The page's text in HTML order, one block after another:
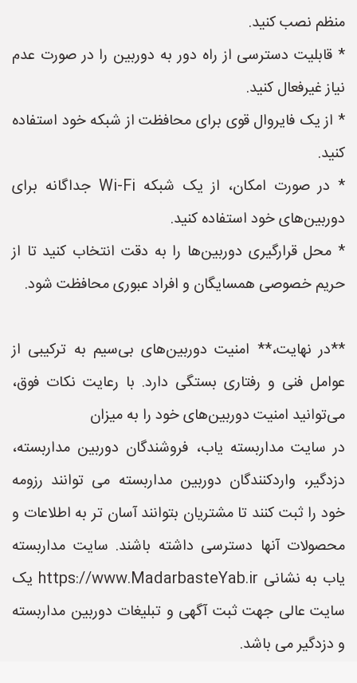
منظم نصب کنید.
* قابلیت دسترسی از راه دور به دوربین را در صورت عدم
نیاز غیرفعال کنید.
* از یک فایروال قوی برای محافظت از شبکه خود استفاده
کنید.
* در صورت امکان، از یک شبکه Wi-Fi جداگانه برای
دوربین‌های خود استفاده کنید.
* محل قرارگیری دوربین‌ها را به دقت انتخاب کنید تا از
حریم خصوصی همسایگان و افراد عبوری محافظت شود.
**در نهایت،** امنیت دوربین‌های بی‌سیم به ترکیبی از
عوامل فنی و رفتاری بستگی دارد. با رعایت نکات فوق،
می‌توانید امنیت دوربین‌های خود را به میزان
در سایت مداربسته یاب، فروشندگان دوربین مداربسته،
دزدگیر، واردکنندگان دوربین مداربسته می توانند رزومه
خود را ثبت کنند تا مشتریان بتوانند آسان تر به اطلاعات و
محصولات آنها دسترسی داشته باشند. سایت مداربسته
یاب به نشانی https://www.MadarbasteYab.ir یک
سایت عالی جهت ثبت آگهی و تبلیغات دوربین مداربسته
و دزدگیر می باشد.